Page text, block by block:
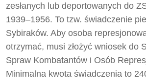
zesłanych lub deportowanych do
1939–1956. To tzw. świadczenie
Sybiraków. Aby osoba
otrzymać, musi złożyć wniosek do
Spraw Kombatantów i Osób
Minimalna kwota świadczenia to